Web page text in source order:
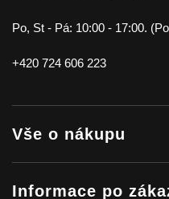
Po, St - Pá: 10:00 - 17:00.
+420 724 606 223
Vše o nákupu
Informace po